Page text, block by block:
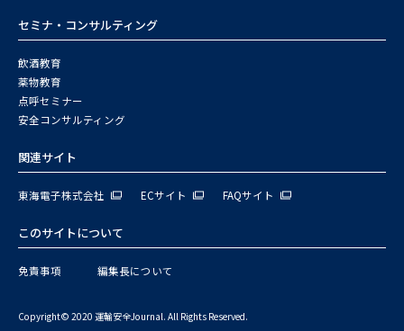
セミナ・コンサルティング
飲酒教育
薬物教育
点呼セミナー
安全コンサルティング
関連サイト
東海電子株式会社 ECサイト FAQサイト
このサイトについて
免責事項 編集長について
Copyright© 2020 運輸安全Journal. All Rights Reserved.